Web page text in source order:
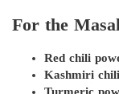
For the
Red chili
Kashmiri